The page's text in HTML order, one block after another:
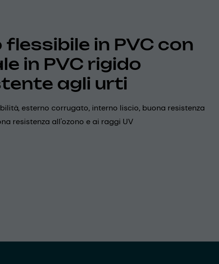
flessibile in PVC con
in PVC rigido
agli urti
esterno corrugato, interno liscio, buona resistenza
resistenza all'ozono e ai raggi UV